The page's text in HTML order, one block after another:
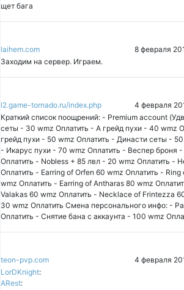
щет бага
laihem.com
8 февраля
Заходим на сервер. Играем.
l2.game-tornado.ru/index.php
4 февраля
Краткий список поощрений: - Premium account
сеты - 30 wmz Оплатить - А грейд пухи - 40 wmz
грейд пухи - 50 wmz Оплатить - Династи сеты -
- Икарус пухи - 70 wmz Оплатить - Веспер броня
Оплатить - Nobless + 85 лвл - 20 wmz Оплатить -
Оплатить - Earring of Orfen 60 wmz Оплатить -
wmz Оплатить - Earring of Antharas 80 wmz
Valakas 60 wmz Оплатить - Necklace of Frintezza
30 wmz Оплатить Смена персонального инфо: -
Оплатить - Снятие бана с аккаунта - 100 wmz
teon-pvp.com
4 февраля
LorDKnight:
ARest: